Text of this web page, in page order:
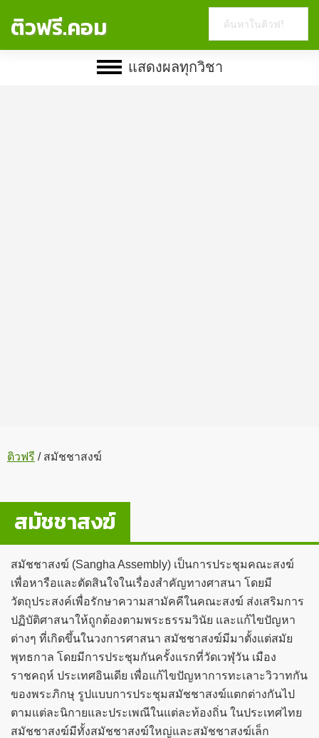
ติวฟรี.คอม
website
แสดงผลทุกวิชา
ติวฟรี /สมัชชาสงฆ์
สมัชชาสงฆ์
สมัชชาสงฆ์ (Sangha Assembly) เป็นการประชุมคณะสงฆ์
เพื่อหารือและตัดสินใจในเรื่องสำคัญทางศาสนา โดยมี
วัตถุประสงค์เพื่อรักษาความสามัคคีในคณะสงฆ์ ส่งเสริมการ
ปฏิบัติศาสนาให้ถูกต้องตามพระธรรมวินัย และแก้ไขปัญหา
ต่างๆ ที่เกิดขึ้นในวงการศาสนา สมัชชาสงฆ์มีมาตั้งแต่สมัย
พุทธกาล โดยมีการประชุมกันครั้งแรกที่วัดเวฬุวัน เมือง
ราชคฤห์ ประเทศอินเดีย เพื่อแก้ไขปัญหาการทะเลาะวิวาทกัน
ของพระภิกษุ รูปแบบการประชุมสมัชชาสงฆ์แตกต่างกันไป
ตามแต่ละนิกายและประเพณีในแต่ละท้องถิ่น ในประเทศไทย
สมัชชาสงฆ์มีทั้งสมัชชาสงฆ์ใหญ่และสมัชชาสงฆ์เล็ก